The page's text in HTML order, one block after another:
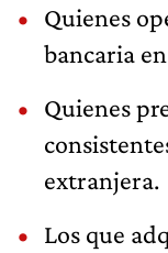
Quienes
bancaria
Quienes
extranjera.
Los que